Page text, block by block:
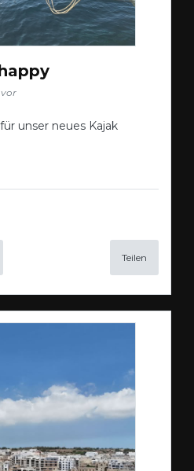
vor
unser neues Kajak
Teilen